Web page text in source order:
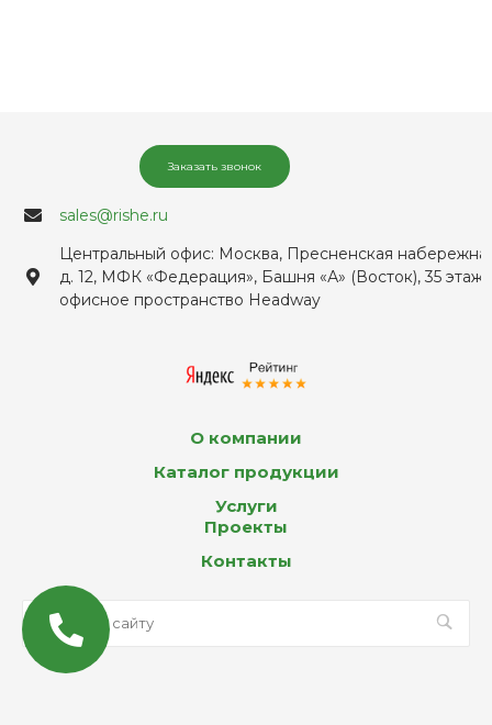
Заказать звонок
sales@rishe.ru
Центральный офис: Москва, Пресненская
д. 12, МФК «Федерация», Башня «А» (Восток), 35 этаж,
офисное пространство Headway
О компании
Каталог продукции
Услуги
Проекты
Контакты